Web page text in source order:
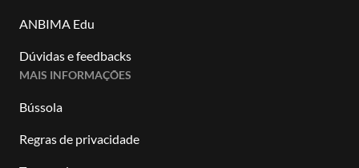
ANBIMA Edu
Dúvidas e feedbacks
MAIS INFORMAÇÕES
Bússola
Regras de privacidade